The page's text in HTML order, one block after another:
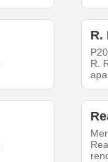
R.
R.